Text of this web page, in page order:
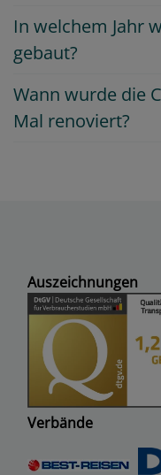
In welchem Jahr
gebaut?
Wann wurde die
Mal renoviert?
Auszeichnungen
Verbände